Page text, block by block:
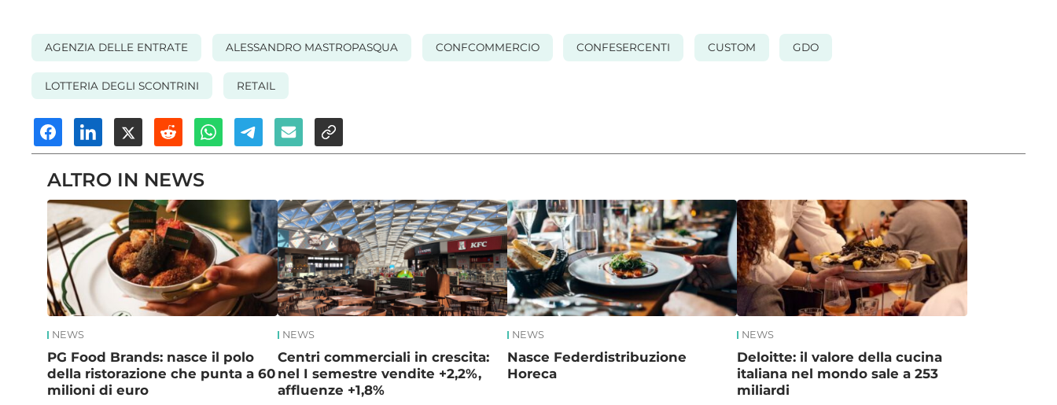
AGENZIA DELLE ENTRATE ALESSANDRO MASTROPASQUA CONFCOMMERCIO CONFESERCENTI CUSTOM GDO
LOTTERIA DEGLI SCONTRINI RETAIL
ALTRO IN NEWS
NEWS
PG Food Brands: nasce il polo
della ristorazione che punta a 60
milioni di euro
NEWS
Centri commerciali in crescita:
nel I semestre vendite +2,2%,
affluenze +1,8%
NEWS
Nasce Federdistribuzione
Horeca
NEWS
Deloitte: il valore della cucina
italiana nel mondo sale a 253
miliardi